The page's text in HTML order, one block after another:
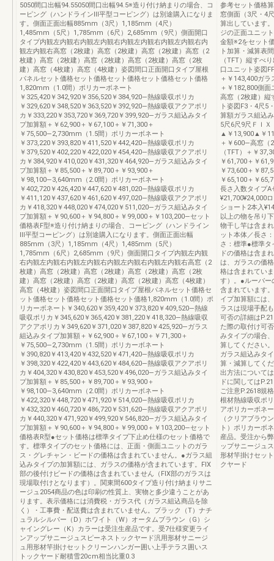
5050間口出幅94.55050間口出幅94.5※造り付け納まりの場合、コ
ーピング（ハンドラインⅢ平型コーピング）は別途購入になりま
す。側面正面出幅885mm（3尺）1,185mm（4尺）
1,485mm（5尺）1,785mm（6尺）2,685mm（9尺）側面開口
タイプ内観左内観右内観左内観右内観左内観右内観左内観右内
観左内観右高窓（2枚建）高窓（2枚建）高窓（2枚建）高窓（2
枚建）高窓（2枚建）高窓（2枚建）高窓（2枚建）高窓（2枚
建）高窓（4枚建）高窓（4枚建）姿図間口正面開口タイプ屋根
パネルセット価格セット価格セット価格セット価格セット価格
1,820mm（1.0間）ポリカーボネート
￥325,420￥342,920￥356,520￥384,920―熱線吸収ポリカ
￥329,620￥348,520￥363,520￥392,920―熱線吸収アクアポリ
カ￥333,220￥353,720￥369,720￥399,920―ガラス組込みタイ
プ加算額＋￥62,900＋￥67,100＋￥71,300＋
￥75,500―2,730mm（1.5間）ポリカーボネート
￥373,220￥393,820￥411,520￥442,420―熱線吸収ポリカ
￥379,520￥402,220￥422,020￥454,420―熱線吸収アクアポリ
カ￥384,920￥410,020￥431,320￥464,920―ガラス組込みタイ
プ加算額＋￥85,500＋￥89,700＋￥93,900＋
￥98,100―3,640mm（2.0間）ポリカーボネート
￥402,720￥426,420￥447,620￥481,020―熱線吸収ポリカ
￥411,120￥437,620￥461,620￥497,020―熱線吸収アクアポリ
カ￥418,320￥448,020￥474,020￥511,020―ガラス組込みタイ
プ加算額＋￥90,600＋￥94,800＋￥99,000＋￥103,200―セット
価格表F型※造り付け納まりの場合、コーピング（ハンドライン
Ⅲ平型コーピング）は別途購入になります。側面正面出幅
885mm（3尺）1,185mm（4尺）1,485mm（5尺）
1,785mm（6尺）2,685mm（9尺）側面開口タイプ内観左内観
右内観左内観右内観左内観右内観左内観右内観左内観右高窓（2
枚建）高窓（2枚建）高窓（2枚建）高窓（2枚建）高窓（2枚
建）高窓（2枚建）高窓（2枚建）高窓（2枚建）高窓（4枚建）
高窓（4枚建）姿図間口正面開口タイプ屋根パネルセット価格セ
ット価格セット価格セット価格セット価格1,820mm（1.0間）ポ
リカーボネート￥340,620￥359,420￥373,820￥409,520―熱線
吸収ポリカ￥345,620￥365,420￥381,220￥418,320―熱線吸収
アクアポリカ￥349,620￥371,020￥387,820￥425,920―ガラス
組込みタイプ加算額＋￥62,900＋￥67,100＋￥71,300＋
￥75,500―2,730mm（1.5間）ポリカーボネート
￥390,820￥413,420￥432,520￥471,420―熱線吸収ポリカ
￥398,320￥422,420￥443,620￥484,620―熱線吸収アクアポリ
カ￥404,320￥430,820￥453,520￥496,020―ガラス組込みタイ
プ加算額＋￥85,500＋￥89,700＋￥93,900＋
￥98,100―3,640mm（2.0間）ポリカーボネート
￥422,320￥448,720￥471,920￥514,020―熱線吸収ポリカ
￥432,320￥460,720￥486,720￥531,620―熱線吸収アクアポリ
カ￥440,320￥471,920￥499,920￥546,820―ガラス組込みタイ
プ加算額＋￥90,600＋￥94,800＋￥99,000＋￥103,200―セット
価格表R型●セット価格は標準タイプ下止め仕様のセット価格で
す。標準タイプのセット価格には、正面・側面ユニットのガラ
ス・グレチャン・ビードの価格は含まれていません。●ガラス組
込みタイプの加算額には、ガラスの価格が含まれています。FIX
部の後付けビードの価格は含まれていません（FIX部のガラスは
現場取付けとなります）。関東間600タイプ造り付け納まりサニ
ージュ2054商品の色は印刷の性質上、実物と多少違うことがあ
ります。表示価格には消費税・ガラス代（ガラス組込商品を除
く）・工事費・配送費は含まれていません。ブラック（T）ナチ
ュラルシルバー（D）ホワイト（W）オータムブラウン（G）シ
ャイングレー（K）カラーは受注生産品です。受7仕様変更ライ
ンアップサニージュスピーネストックヤード汎用形材サニージ
ュ用形材竿掛けセットクリーンハンガー囲い上手テラス囲いス
トックヤード耐積雪20cm相当比重0.3
参考セット価格
窓側面（3尺・4
算出しています
ジの正面ユニッ
金額※2をセット
ト加算・減算表
（TFT）縦すべ
口ユニット姿図
＋￥143,400ガ
＋￥182,800側
高窓（2枚建）縦
ト姿図F3・4尺5
算額ガラス組込
5尺6尺9尺ＦＩＸ
▲￥13,900▲￥
＋￥600―高窓
（TFT）＋￥
￥61,700＋￥
￥73,600＋￥
￥65,100＋￥
長さ入数タイプA
¥21,700¥24,000
ショート2本入
以上の物を吊り
物干し竿は含ま
ット本体／長さ
さ：標準●標準タ
ドの価格は含ま
は、ガラスの価
格は含まれてい
す）。●ルーバー
含まれています
イプ加算額には
ラスは現場手配
可否の詳細は
た際の取付け可
みタイプの場合
算してください
ガラス組込みタ
算・減算してく
出方法について
ドに関しては
ご注意P.2618規
根材熱線吸収ポ
アポリカーボネ
（クリアブラウ
ト）ポリカーボ
産品。受注から
ップサニージュ
形材竿掛けセッ
クヤード